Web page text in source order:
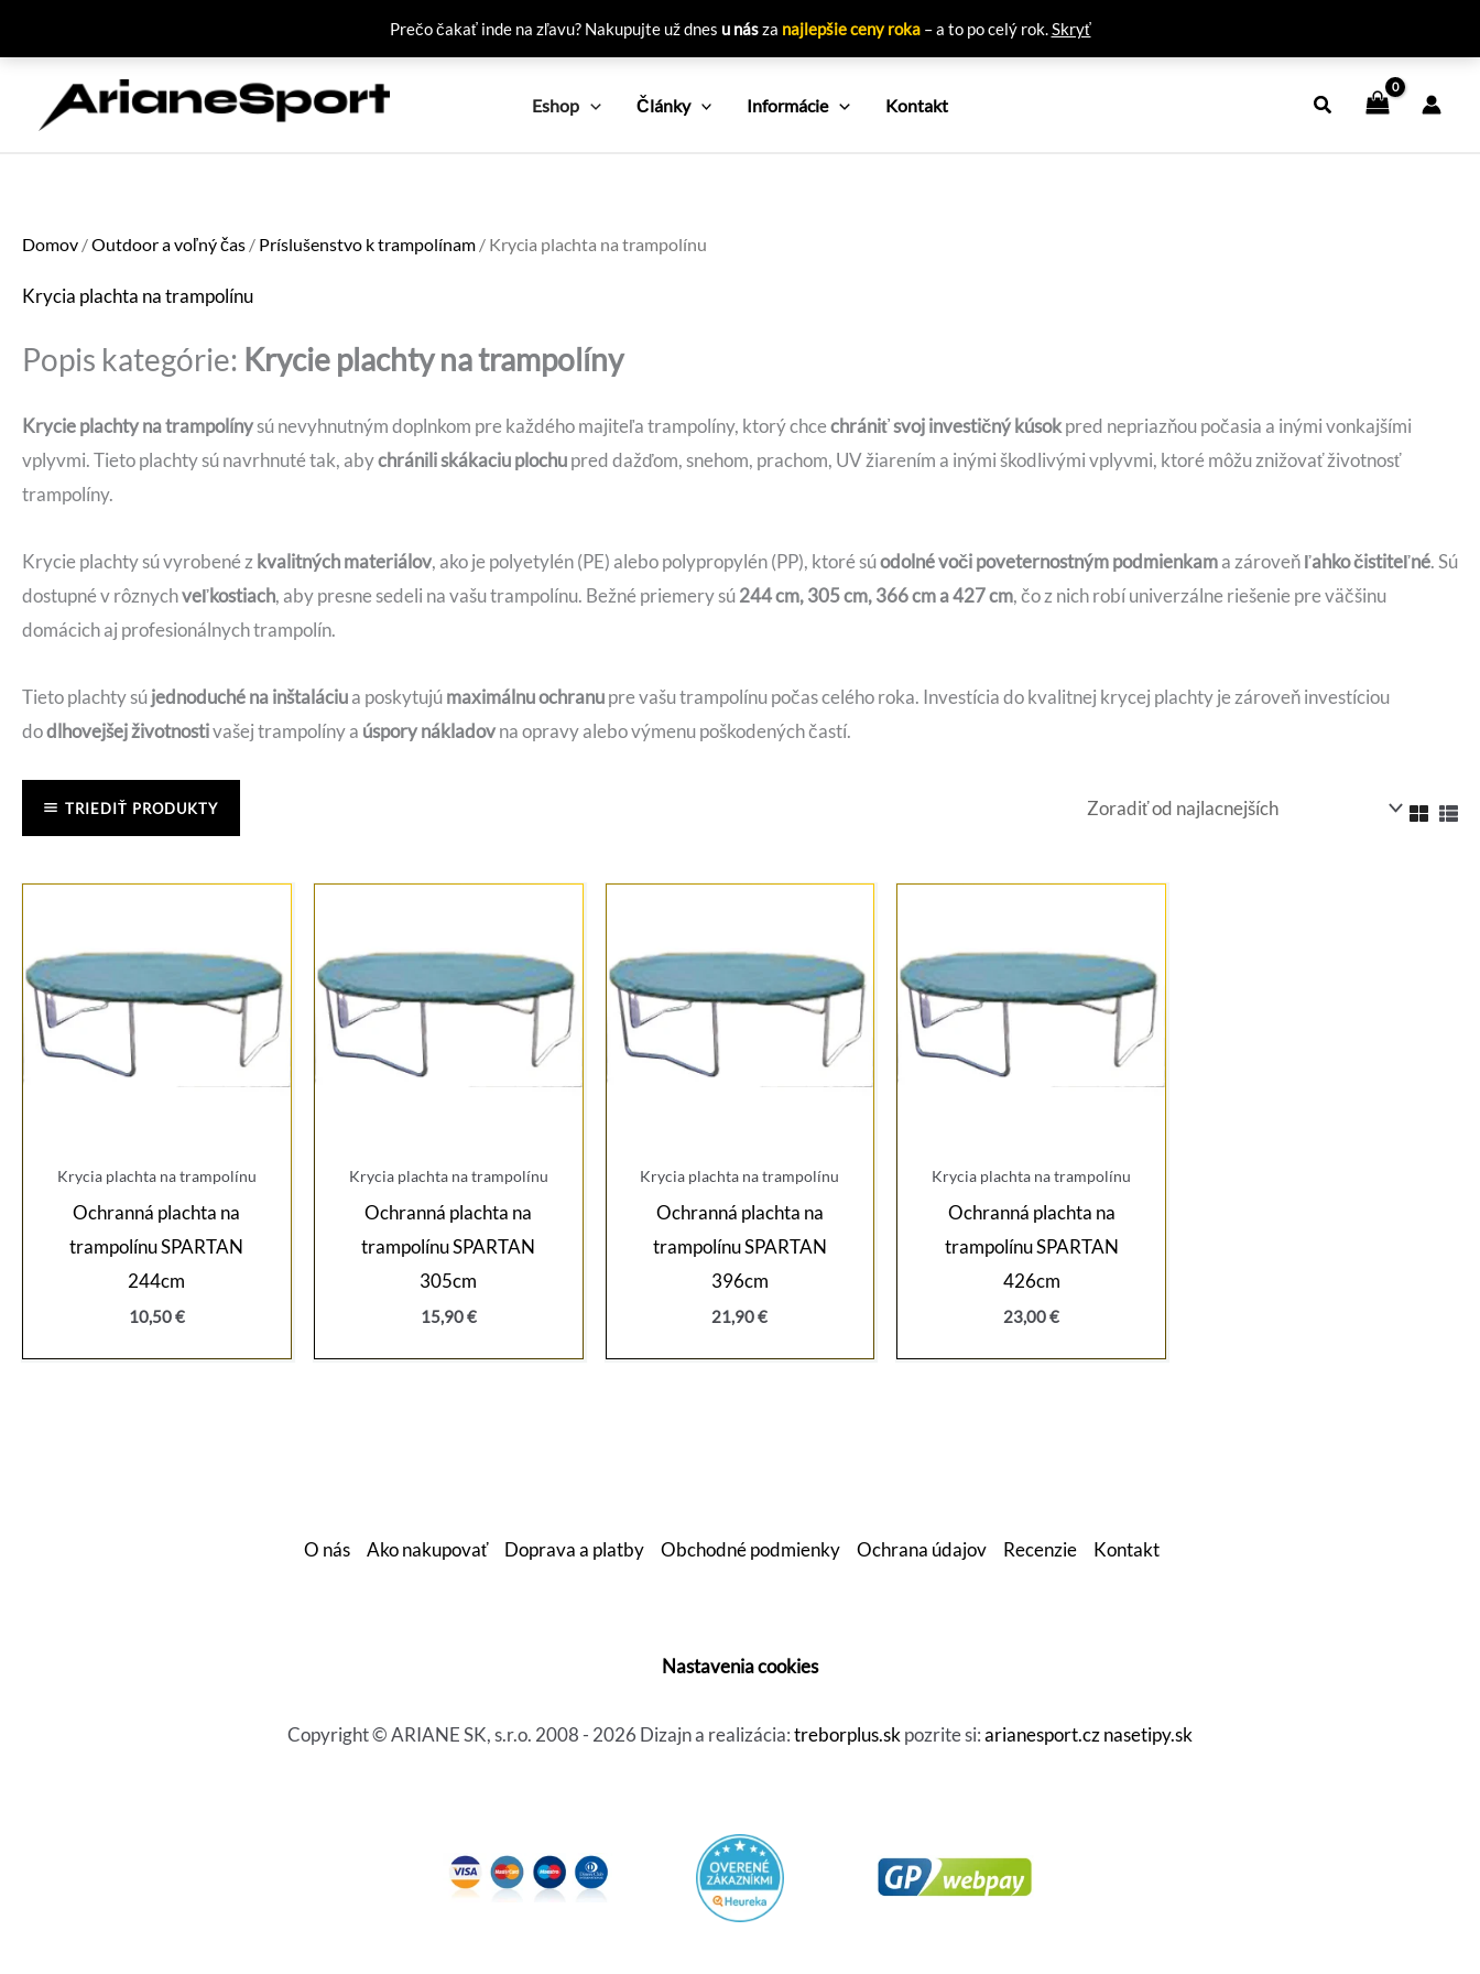
Prečo čakať inde na zľavu? Nakupujte už dnes u násza najlepšie ceny roka– a to po celý rok.Skryť
Eshop Články Informácie Kontakt
Domov /Outdoor a voľný čas / Príslušenstvo k trampolínam / Krycia plachta na trampolínu
Krycia plachta na trampolínu
Popis kategórie: Krycie plachty na trampolíny
Krycie plachty na trampolínysú nevyhnutným doplnkom pre každého majiteľa trampolíny, ktorý chcechrániť svoj investičný kúsokpred nepriazňou počasia a inými vonkajšími
vplyvmi. Tieto plachty sú navrhnuté tak, abychránili skákaciu plochupred dažďom, snehom, prachom, UV žiarením a inými škodlivými vplyvmi, ktoré môžu znižovať životnosť
trampolíny.
Krycie plachty sú vyrobené zkvalitných materiálov, ako je polyetylén (PE) alebo polypropylén (PP), ktoré súodolné voči poveternostným podmienkama zároveňľahko čistiteľné. Sú
dostupné v rôznychveľkostiach, aby presne sedeli na vašu trampolínu. Bežné priemery sú244 cm, 305 cm, 366 cm a 427 cm, čo z nich robí univerzálne riešenie pre väčšinu
domácich aj profesionálnych trampolín.
Tieto plachty sújednoduché na inštaláciua poskytujúmaximálnu ochranupre vašu trampolínu počas celého roka. Investícia do kvalitnej krycej plachty je zároveň investíciou
dodlhovejšej životnostivašej trampolíny a úspory nákladovna opravy alebo výmenu poškodených častí.
TRIEDIŤ PRODUKTY
Krycia plachta na trampolínu
Ochranná plachta na
trampolínu SPARTAN
244cm
10,50€
Krycia plachta na trampolínu
Ochranná plachta na
trampolínu SPARTAN
305cm
15,90€
Krycia plachta na trampolínu
Ochranná plachta na
trampolínu SPARTAN
396cm
21,90€
Krycia plachta na trampolínu
Ochranná plachta na
trampolínu SPARTAN
426cm
23,00€
O nás Ako nakupovať Doprava a platby Obchodné podmienky Ochrana údajov Recenzie Kontakt
Nastavenia cookies
Copyright © ARIANE SK, s.r.o. 2008 - 2026 Dizajn a realizácia:treborplus.skpozrite si:arianesport.cznasetipy.sk